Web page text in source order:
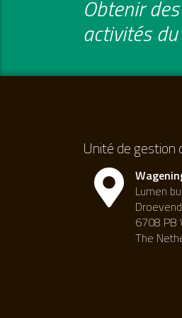
Obtenir
activités du
Unité de gestion
Lumen
6708 PB
The